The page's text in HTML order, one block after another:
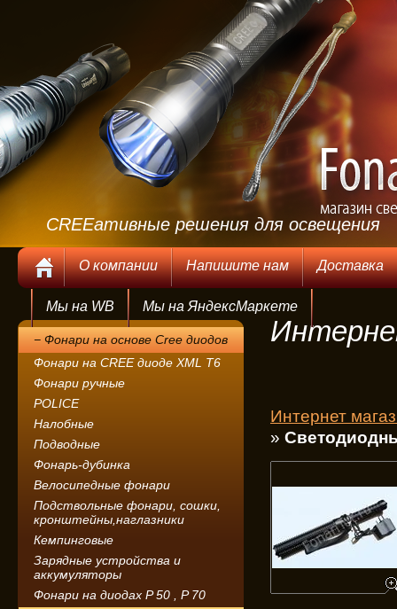
CREEативные решения для освещения
.
О компании Напишите нам Доставка
Мы на WB Мы на ЯндексМаркете
− Фонари на основе Cree диодов
Фонари на CREE диоде XML T6
Фонари ручные
POLICE
Налобные
Подводные
Фонарь-дубинка
Велосипедные фонари
Подствольные фонари, сошки,
кронштейны,наглазники
Кемпинговые
Зарядные устройства и
аккумуляторы
Фонари на диодах P 50 , P 70
Интернет
»